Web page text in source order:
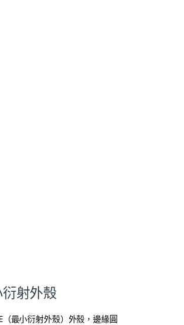
射外殼
最小衍射外殼）外殼，邊緣圓